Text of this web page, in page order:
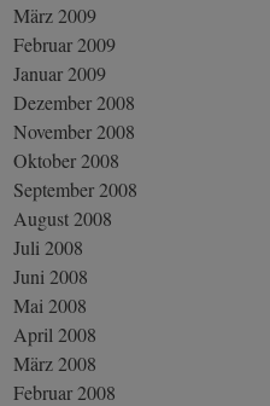
März 2009
Februar 2009
Januar 2009
Dezember 2008
November 2008
Oktober 2008
September 2008
August 2008
Juli 2008
Juni 2008
Mai 2008
April 2008
März 2008
Februar 2008